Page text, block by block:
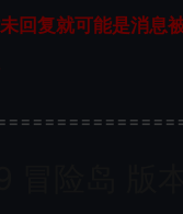
回复就可能是消息